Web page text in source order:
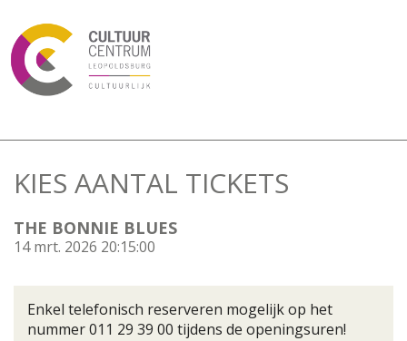
KIES AANTAL TICKETS
THE BONNIE BLUES
14 mrt. 2026 20:15:00
Enkel telefonisch reserveren mogelijk op het
nummer 011 29 39 00 tijdens de openingsuren!